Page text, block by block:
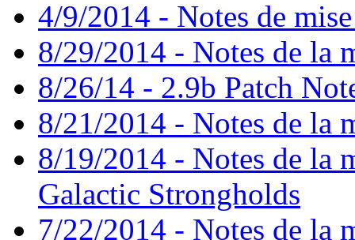
4/9/2014 - Notes de
8/29/2014 - Notes de la
8/26/14 - 2.9b Patch
8/21/2014 - Notes de la
8/19/2014 - Notes de la
Galactic Strongholds
7/22/2014 - Notes de la